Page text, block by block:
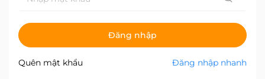
Đăng nhập
Quên mật khẩu Đăng nhập nhanh